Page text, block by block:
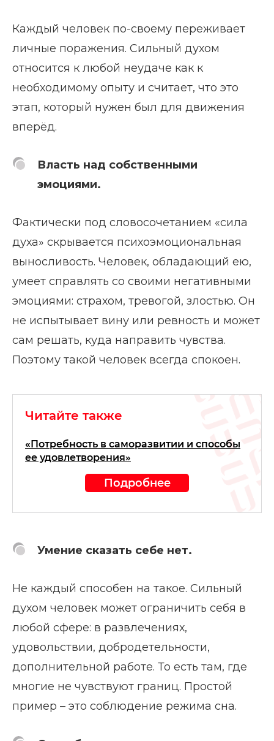
Каждый человек по-своему переживает
личные поражения. Сильный духом
относится к любой неудаче как к
необходимому опыту и считает, что это
этап, который нужен был для движения
вперёд.
Власть над собственными
эмоциями.
Фактически под словосочетанием «сила
духа» скрывается психоэмоциональная
выносливость. Человек, обладающий ею,
умеет справлять со своими негативными
эмоциями: страхом, тревогой, злостью. Он
не испытывает вину или ревность и может
сам решать, куда направить чувства.
Поэтому такой человек всегда спокоен.
Читайте также
«Потребность в саморазвитии и способы
ее удовлетворения»
Подробнее
Умение сказать себе нет.
Не каждый способен на такое. Сильный
духом человек может ограничить себя в
любой сфере: в развлечениях,
удовольствии, добродетельности,
дополнительной работе. То есть там, где
многие не чувствуют границ. Простой
пример – это соблюдение режима сна.